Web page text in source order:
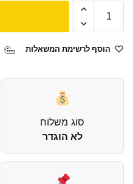
הוסף לרשימת המשאלות
סוג משלוח
לא הוגדר